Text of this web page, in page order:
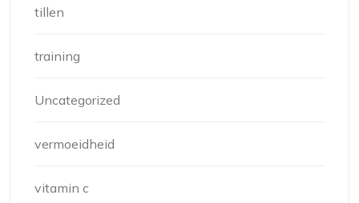
tillen
training
Uncategorized
vermoeidheid
vitamin c